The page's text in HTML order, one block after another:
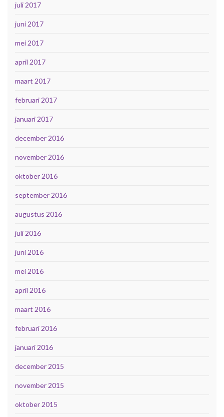
juli 2017
juni 2017
mei 2017
april 2017
maart 2017
februari 2017
januari 2017
december 2016
november 2016
oktober 2016
september 2016
augustus 2016
juli 2016
juni 2016
mei 2016
april 2016
maart 2016
februari 2016
januari 2016
december 2015
november 2015
oktober 2015